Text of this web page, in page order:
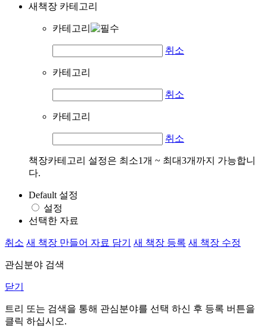
새책장 카테고리
카테고리
취소
카테고리
취소
카테고리
취소
책장카테고리 설정은 최소1개 ~ 최대3개까지 가능합니
다.
Default 설정
설정
선택한 자료
취소 새 책장 만들어 자료 담기 새 책장 등록 새 책장 수정
관심분야 검색
닫기
트리 또는 검색을 통해 관심분야를 선택 하신 후 등록 버튼을
클릭 하십시오.